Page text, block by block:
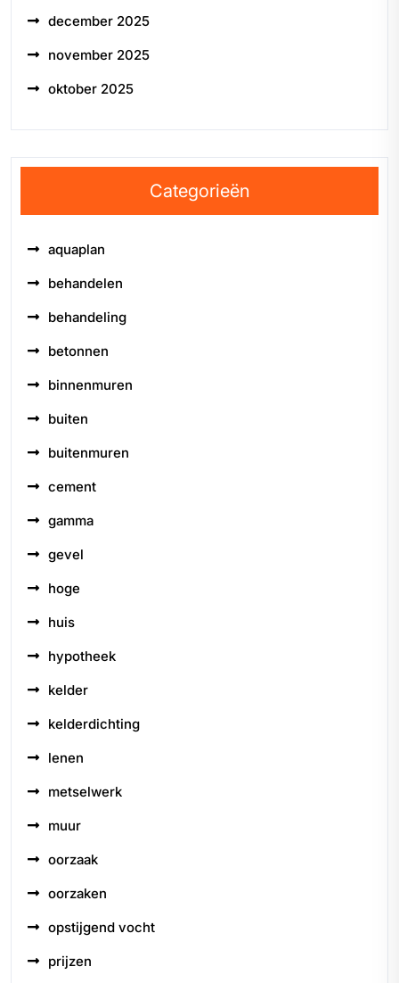
december 2025
november 2025
oktober 2025
Categorieën
aquaplan
behandelen
behandeling
betonnen
binnenmuren
buiten
buitenmuren
cement
gamma
gevel
hoge
huis
hypotheek
kelder
kelderdichting
lenen
metselwerk
muur
oorzaak
oorzaken
opstijgend vocht
prijzen